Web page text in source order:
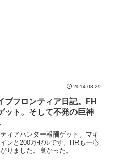
2014.08.29
ブフロンティア日記。FH
ット。そして不発の巨神
ィアハンター報酬ゲット。マキ
ンと200万ゼルです。HRも一応
りました。良かった。